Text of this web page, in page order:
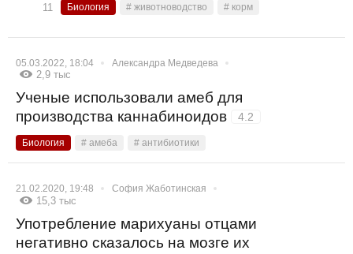
11 Биология # животноводство # корм
05.03.2022, 18:04 Александра Медведева
2,9 тыс
Ученые использовали амеб для
производства каннабиноидов
4.2
Биология # амеба # антибиотики
21.02.2020, 19:48 София Жаботинская
15,3 тыс
Употребление марихуаны отцами
негативно сказалось на мозге их